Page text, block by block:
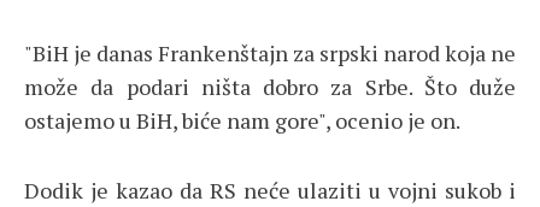
"BiH je danas Frankenštajn za srpski narod koja ne
može da podari ništa dobro za Srbe. Što duže
ostajemo u BiH, biće nam gore", ocenio je on.
Dodik je kazao da RS neće ulaziti u vojni sukob i